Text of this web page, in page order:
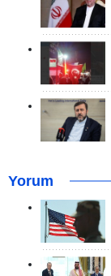
Yorum